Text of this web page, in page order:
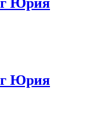
Юрия